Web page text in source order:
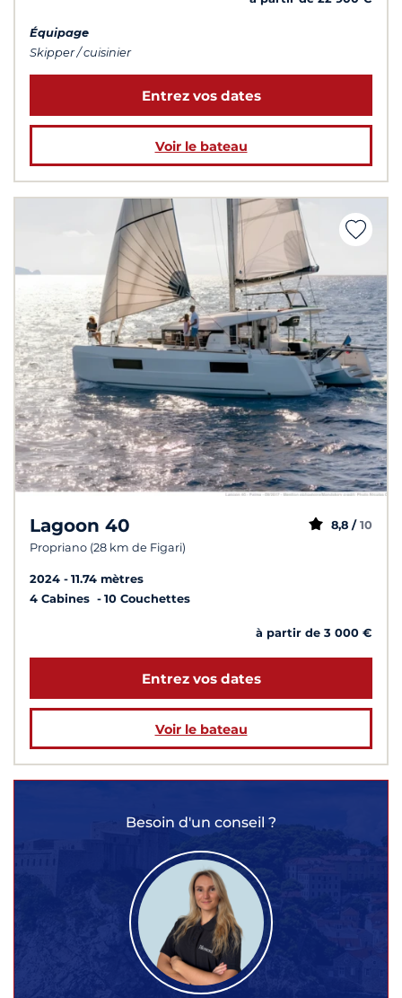
Équipage
Skipper / cuisinier
Entrez vos dates
Voir le bateau
Lagoon 40
Propriano (28 km de Figari)
8,8 / 10
2024
11.74 mètres
4 Cabines
10 Couchettes
à partir de 3 000 €
Entrez vos dates
Voir le bateau
Besoin d'un conseil ?